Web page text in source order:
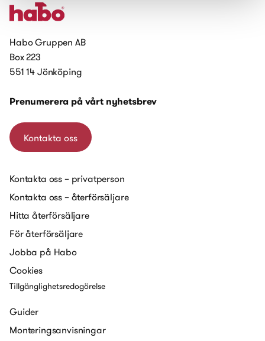
Habo Gruppen AB
Box 223
551 14 Jönköping
Prenumerera på vårt nyhetsbrev
Kontakta oss
Kontakta oss – privatperson
Kontakta oss – återförsäljare
Hitta återförsäljare
För återförsäljare
Jobba på Habo
Cookies
Tillgänglighetsredogörelse
Guider
Monteringsanvisningar